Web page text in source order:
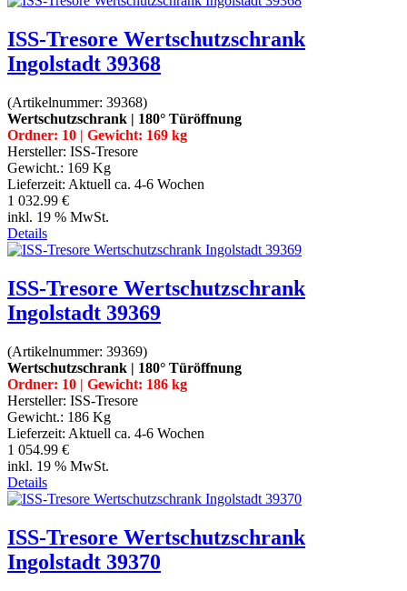
ISS-Tresore Wertschutzschrank
Ingolstadt 39368
(Artikelnummer: 39368)
Wertschutzschrank | 180° Türöffnung
Ordner: 10 | Gewicht: 169 kg
Hersteller: ISS-Tresore
Gewicht.: 169 Kg
Lieferzeit: Aktuell ca. 4-6 Wochen
1 032.99 €
inkl. 19 % MwSt.
Details
ISS-Tresore Wertschutzschrank
Ingolstadt 39369
(Artikelnummer: 39369)
Wertschutzschrank | 180° Türöffnung
Ordner: 10 | Gewicht: 186 kg
Hersteller: ISS-Tresore
Gewicht.: 186 Kg
Lieferzeit: Aktuell ca. 4-6 Wochen
1 054.99 €
inkl. 19 % MwSt.
Details
ISS-Tresore Wertschutzschrank
Ingolstadt 39370